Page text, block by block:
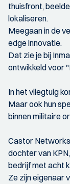
thuisfront,
lokaliseren.
Meegaan in de
edge innovatie.
Dat zie je bij
ontwikkeld voor
In het vliegtuig
Maar ook hun
binnen militaire
Castor
dochter van
bedrijf met acht
Ze zijn eigenaar